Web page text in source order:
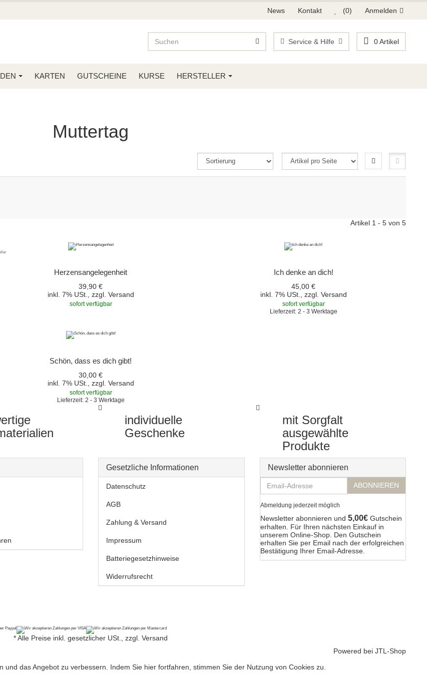
News Kontakt (0) Anmelden
Service & Hilfe 0Artikel
KARTEN GUTSCHEINE KURSE HERSTELLER
Muttertag
Artikel 1 - 5 von 5
Herzensangelegenheit
39,90 €
inkl. 7% USt., zzgl. Versand
sofort verfügbar
Ich denke an dich!
45,00 €
inkl. 7% USt., zzgl. Versand
sofort verfügbar
Lieferzeit: 2 - 3 Werktage
Schön, dass es dich gibt!
30,00 €
inkl. 7% USt., zzgl. Versand
sofort verfügbar
Lieferzeit: 2 - 3 Werktage
individuelle
Geschenke
mit Sorgfalt
ausgewählte
Produkte
Gesetzliche Informationen
Datenschutz
AGB
Zahlung & Versand
Impressum
Batteriegesetzhinweise
Widerrufsrecht
Newsletter abonnieren
Email-
Adresse
ABONNIEREN
Abmeldung jederzeit möglich
Newsletter abonnieren und 5,00€Gutschein
erhalten. Für Ihren nächsten Einkauf in
unserem Online-Shop. Den Gutschein
erhalten Sie per Email nach der erfolgreichen
Bestätigung Ihrer Email-Adresse.
*Alle Preise inkl. gesetzlicher USt., zzgl. Versand
Powered bei JTL-Shop
das Angebot zu verbessern. Indem Sie hier fortfahren, stimmen Sie der Nutzung von Cookies zu.